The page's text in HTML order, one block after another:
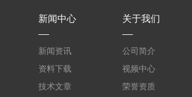
新闻中心
新闻资讯
资料下载
技术文章
关于我们
公司简介
视频中心
荣誉资质